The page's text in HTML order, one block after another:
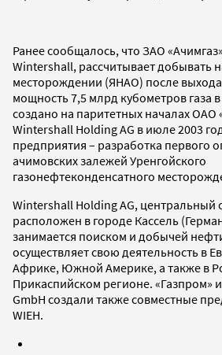
Ранее сообщалось, что ЗАО
Wintershall, рассчитывает добывать
месторождении (ЯНАО) после
мощность 7,5 млрд кубометров газа
создано на паритетных началах ОАО
Wintershall Holding AG в июле 2003
предприятия – разработка первого
ачимовских залежей Уренгойского
газонефтеконденсатного
Wintershall Holding AG, центральный
расположен в городе Кассель
занимается поиском и добычей
осуществляет свою деятельность в
Африке, Южной Америке, а также в
Прикаспийском регионе. «Газпром»
GmbH создали также совместные
WIEH.